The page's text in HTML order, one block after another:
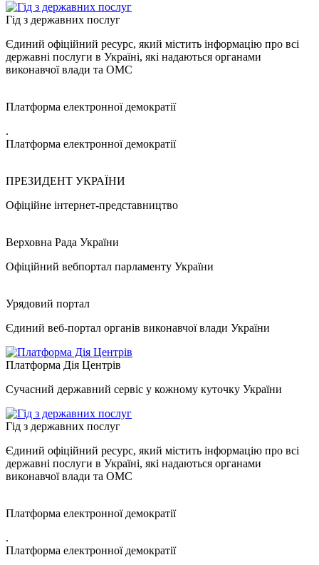
Гід з державних послуг
Єдиний офіційний ресурс, який містить інформацію про всі
державні послуги в Україні, які надаються органами
виконавчої влади та ОМС
Платформа електронної демократії
.
Платформа електронної демократії
ПРЕЗИДЕНТ УКРАЇНИ
Офіційне інтернет-представництво
Верховна Рада України
Офіційний вебпортал парламенту України
Урядовий портал
Єдиний веб-портал органів виконавчої влади України
Платформа Дія Центрів
Сучасний державний сервіс у кожному куточку України
Гід з державних послуг
Єдиний офіційний ресурс, який містить інформацію про всі
державні послуги в Україні, які надаються органами
виконавчої влади та ОМС
Платформа електронної демократії
.
Платформа електронної демократії